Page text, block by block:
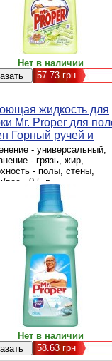
Нет в наличии
57.73 грн
жидкость для
Mr. Proper для
Горный ручей и
500 мл
- универсальный,
- грязь, жир,
- полы, стены,
вес - 0.5 л
Нет в наличии
58.63 грн